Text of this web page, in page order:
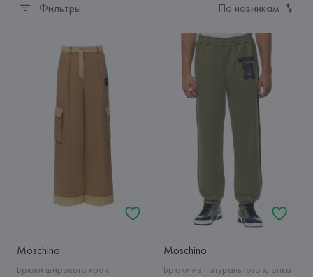
Фильтры По новинкам
Moschino
Брюки широкого кроя
Moschino
Брюки из натурального хлопка